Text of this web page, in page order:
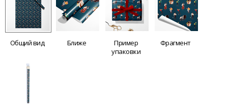
Общий вид Ближе
Пример
упаковки
Фрагмент